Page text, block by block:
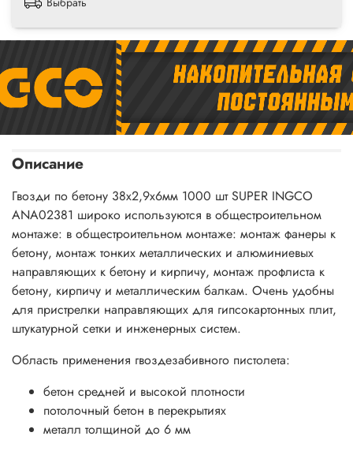
Описание
Гвозди по бетону 38х2,9х6мм 1000 шт SUPER INGCO
ANA02381 широко используются в общестроительном
монтаже: в общестроительном монтаже: монтаж фанеры к
бетону, монтаж тонких металлических и алюминиевых
направляющих к бетону и кирпичу, монтаж профлиста к
бетону, кирпичу и металлическим балкам. Очень удобны
для пристрелки направляющих для гипсокартонных плит,
штукатурной сетки и инженерных систем.
Область применения гвоздезабивного пистолета:
бетон средней и высокой плотности
потолочный бетон в перекрытиях
металл толщиной до 6 мм